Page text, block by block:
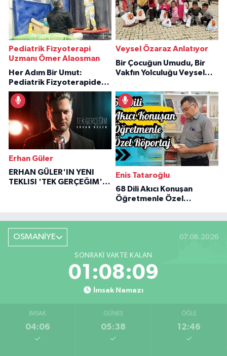
Pediatrik Fizyoterapi
Uzmanı Ömer Alaosman
Her Adım Bir Umut:
Pediatrik Fizyoterapiden
İlham Veren Hikâyeler
Veysel Özaraz Anlatıyor
Bir Çocuğun Umudu, Bir
Vakfın Yolculuğu Veysel
Erhan Güler
ERHAN GÜLER'IN YENI
TEKLISI 'TEK GERÇEĞIM'LE
Enis Tataroğlu
68 Dili Akıcı Konuşan
Öğretmenle Özel
OSMANİYE 07.08.2026
SONRAKI VAKTE KALAN
01:08:08
İmsak Namazı
İMSAK
04:06
GÜNEŞ
05:38
ÖĞLE
12:46